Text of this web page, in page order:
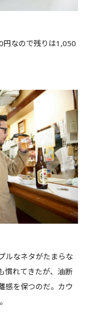
円なので残りは1,050
ルなネタがたまらな
慣れてきたが、油断
感を保つのだ。カウ